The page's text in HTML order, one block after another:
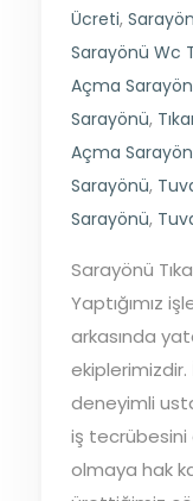
Ücreti,
Sarayönü Wc
Açma
Sarayönü,
Açma
Sarayönü,
Sarayönü,
Sarayönü
Yaptığımız
arkasında
deneyimli
iş tecrübesini
olmaya hak